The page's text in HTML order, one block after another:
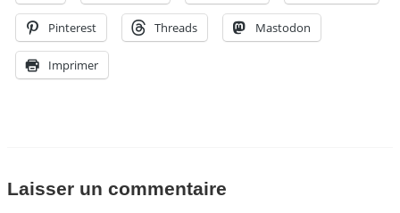
Pinterest Threads Mastodon
Imprimer
Laisser un commentaire